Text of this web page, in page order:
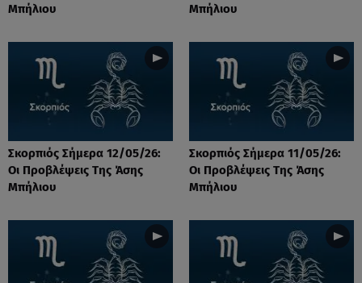
Μπήλιου
Μπήλιου
Σκορπιός Σήμερα 12/05/26:
Οι Προβλέψεις Tης Άσης
Μπήλιου
Σκορπιός Σήμερα 11/05/26:
Οι Προβλέψεις Tης Άσης
Μπήλιου